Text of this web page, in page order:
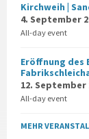
Kirchweih |
4. September
All-day event
Eröffnung des
12. September
All-day event
MEHR